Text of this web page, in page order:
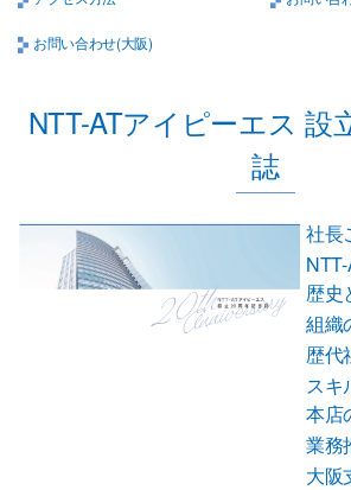
お問い合わせ(大阪)
NTT-ATアイピーエス 設
誌
社長
歴史
組織
歴代
スキ
本店
業務
大阪